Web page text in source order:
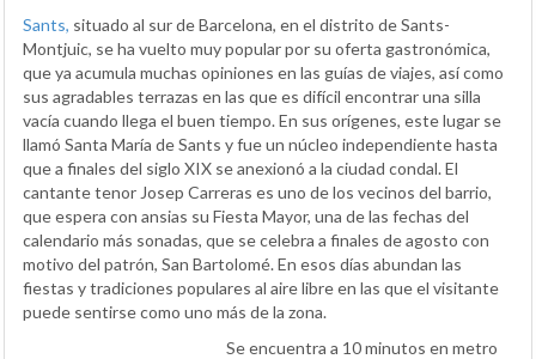
Sants, situado al sur de Barcelona, en el distrito de Sants-
Montjuic, se ha vuelto muy popular por su oferta gastronómica,
que ya acumula muchas opiniones en las guías de viajes, así como
sus agradables terrazas en las que es difícil encontrar una silla
vacía cuando llega el buen tiempo. En sus orígenes, este lugar se
llamó Santa María de Sants y fue un núcleo independiente hasta
que a finales del siglo XIX se anexionó a la ciudad condal. El
cantante tenor Josep Carreras es uno de los vecinos del barrio,
que espera con ansias su Fiesta Mayor, una de las fechas del
calendario más sonadas, que se celebra a finales de agosto con
motivo del patrón, San Bartolomé. En esos días abundan las
fiestas y tradiciones populares al aire libre en las que el visitante
puede sentirse como uno más de la zona.
Se encuentra a 10 minutos en metro